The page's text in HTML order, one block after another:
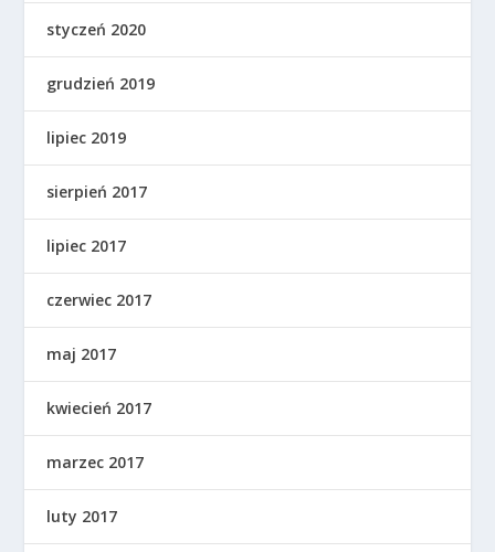
styczeń 2020
grudzień 2019
lipiec 2019
sierpień 2017
lipiec 2017
czerwiec 2017
maj 2017
kwiecień 2017
marzec 2017
luty 2017